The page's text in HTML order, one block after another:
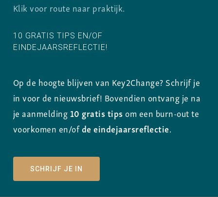
Klik voor route naar praktijk.
10 GRATIS TIPS EN/OF
EINDEJAARSREFLECTIE!
Op de hoogte blijven van Key2Change? Schrijf je
in voor de nieuwsbrief! Bovendien ontvang je na
je aanmelding 10 gratis tips om een burn-out te
voorkomen en/ofde eindejaarsreflectie.
SCHRIJF JE IN